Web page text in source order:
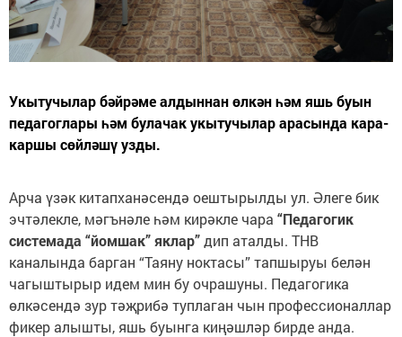
Укытучылар бәйрәме алдыннан өлкән һәм яшь буын
педагоглары һәм булачак укытучылар арасында кара-
каршы сөйләшү узды.
Арча үзәк китапханәсендә оештырылды ул. Әлеге бик
эчтәлекле, мәгънәле һәм кирәкле чара “Педагогик
системада “йомшак” яклар”дип аталды. ТНВ
каналында барган “Таяну ноктасы” тапшыруы белән
чагыштырыр идем мин бу очрашуны. Педагогика
өлкәсендә зур тәҗрибә туплаган чын профессионаллар
фикер алышты, яшь буынга киңәшләр бирде анда.